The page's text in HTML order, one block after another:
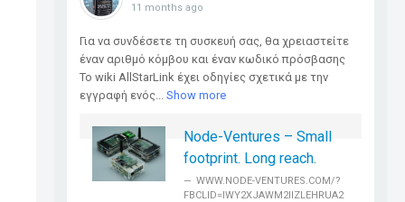
11 months ago
Για να συνδέσετε τη συσκευή σας, θα χρειαστείτε
έναν αριθμό κόμβου και έναν κωδικό πρόσβασης
Το wiki AllStarLink έχει οδηγίες σχετικά με την
εγγραφή ενός...
Show more
Node-Ventures – Small
footprint. Long reach.
WWW.NODE-VENTURES.COM/?
FBCLID=IWY2XJAWM2IIZLEHRUA2